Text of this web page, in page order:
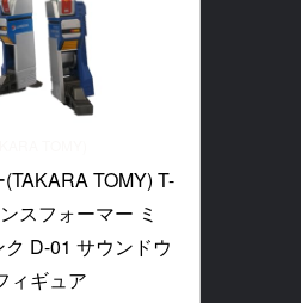
TOMY) T-
スフォーマー ミ
D-01 サウンドウ
ィギュア